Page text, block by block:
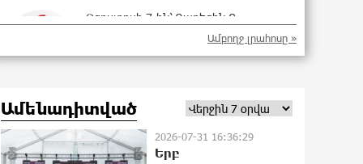
Օգոստոսի 7-ին՝ Գարեգին Բ
Ամենայն Հայոց Կաթողիկոսի
ՆԳՆ-ն՝ աղբակույտի տակ մնացած
քաղաքացու մահվան մասին
Ամբողջ լրահոսը »
Ամենադիտված
2026-07-31 16:36:29
Երբ